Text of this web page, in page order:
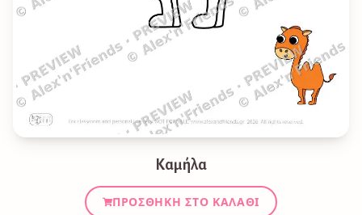
Καμήλα
ΠΡΟΣΘΉΚΗ ΣΤΟ ΚΑΛΆΘΙ